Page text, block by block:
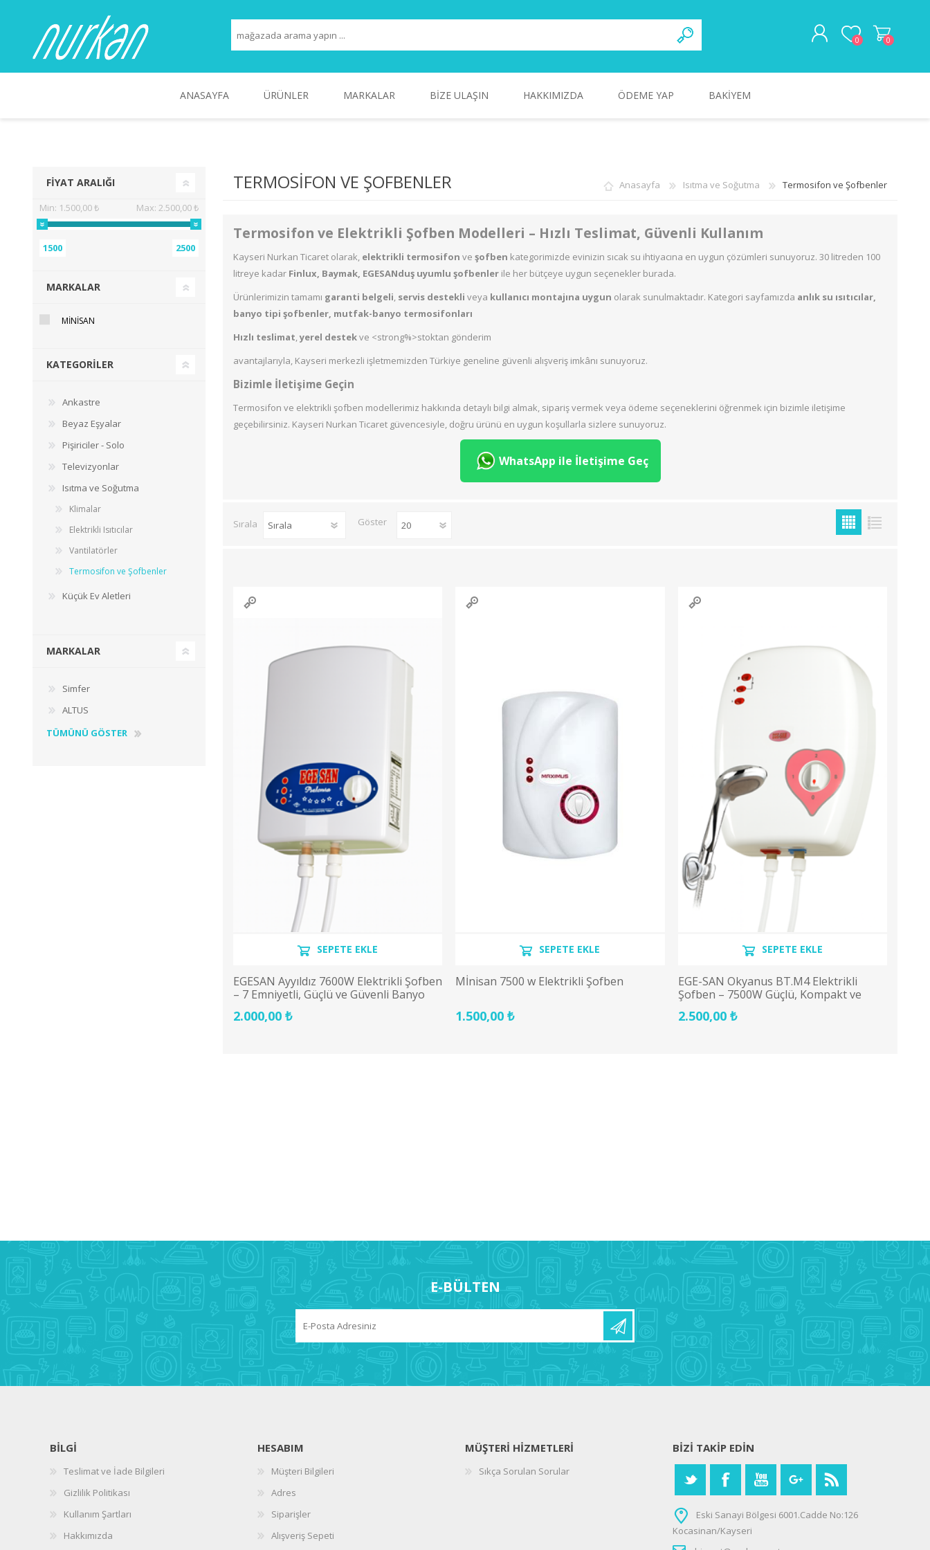
0 0
ANASAYFA ÜRÜNLER
Ankastre Ocaklar
Ankastre Davlumbazlar
Bulaşık Makineleri
Derindondurucular
Kurutma Makineleri
Set Üstü Ocaklar
Mini & Midi fırınlar
Mikrodalga Fırınlar
50 - 65 inc
Vantilatörler
Süt İşleme Ürünleri
MARKALAR
AFERİN BOSCH
ŞAMDAN
BIZE ULAŞIN HAKKIMIZDA ÖDEME YAP BAKİYEM
TERMOSIFON VE ŞOFBENLER Anasayfa Isıtma ve Soğutma Termosifon ve Şofbenler
Termosifon ve Elektrikli Şofben Modelleri – Hızlı Teslimat, Güvenli Kullanım
Kayseri Nurkan Ticaret olarak, elektrikli termosifon ve şofben kategorimizde evinizin sıcak su ihtiyacına en uygun çözümleri sunuyoruz. 30 litreden 100
litreye kadar Finlux, Baymak, EGESANduş uyumlu şofbenler ile her bütçeye uygun seçenekler burada.
Ürünlerimizin tamamı garanti belgeli, servis destekli veya kullanıcı montajına uygun olarak sunulmaktadır. Kategori sayfamızda anlık su ısıtıcılar,
banyo tipi şofbenler, mutfak-banyo termosifonları
Hızlı teslimat,yerel destekve <strong%>stoktan gönderim
avantajlarıyla, Kayseri merkezli işletmemizden Türkiye geneline güvenli alışveriş imkânı sunuyoruz.
Bizimle İletişime Geçin
Termosifon ve elektrikli şofben modellerimiz hakkında detaylı bilgi almak, sipariş vermek veya ödeme seçeneklerini öğrenmek için bizimle iletişime
geçebilirsiniz. Kayseri Nurkan Ticaret güvencesiyle, doğru ürünü en uygun koşullarla sizlere sunuyoruz.
WhatsApp ile İletişime Geç
Sırala Göster
EGESAN Ayyıldız 7600W Elektrikli Şofben
– 7 Emniyetli, Güçlü ve Güvenli Banyo
2.000,00 ₺
SEPETE EKLE
Mİnisan 7500 w Elektrikli Şofben
1.500,00 ₺
SEPETE EKLE
EGE-SAN Okyanus BT.M4 Elektrikli
Şofben – 7500W Güçlü, Kompakt ve
Güvenli Sıcak Su Çözümü
2.500,00 ₺
SEPETE EKLE
FIYAT ARALIĞI
Min: 1.500,00 ₺ Max: 2.500,00 ₺
1500 2500
MARKALAR
MİNİSAN
KATEGORILER
Ankastre
Beyaz Eşyalar
Pişiriciler - Solo
Televizyonlar
Isıtma ve Soğutma
Klimalar
Elektrikli Isıtıcılar
Vantilatörler
Termosifon ve Şofbenler
Küçük Ev Aletleri
MARKALAR
Simfer
ALTUS
TÜMÜNÜ GÖSTER
E-BÜLTEN
BILGI
Teslimat ve İade Bilgileri
Gizlilik Politikası
Kullanım Şartları
Hakkımızda
HESABIM
Müşteri Bilgileri
Adres
Siparişler
Alışveriş Sepeti
MÜŞTERI HIZMETLERI
Sıkça Sorulan Sorular
BIZI TAKIP EDIN
Eski Sanayi Bölgesi 6001.Cadde No:126
Kocasinan/Kayseri